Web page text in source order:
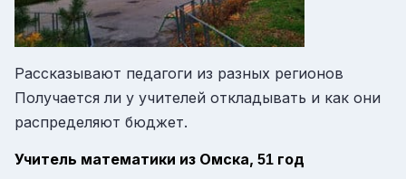
Рассказывают педагоги из разных регионов
Получается ли у учителей откладывать и как они
распределяют бюджет.
Учитель математики из Омска, 51 год